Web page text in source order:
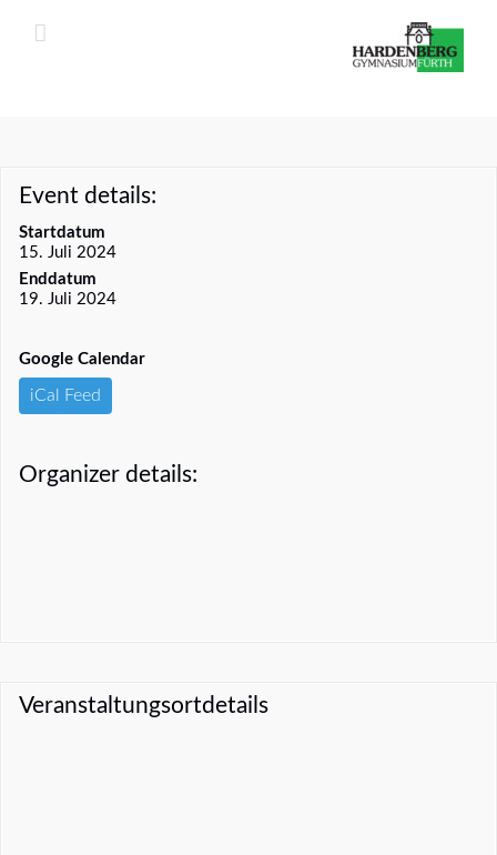
Event details:
Startdatum
15. Juli 2024
Enddatum
19. Juli 2024
Google Calendar
iCal Feed
Organizer details:
Veranstaltungsortdetails